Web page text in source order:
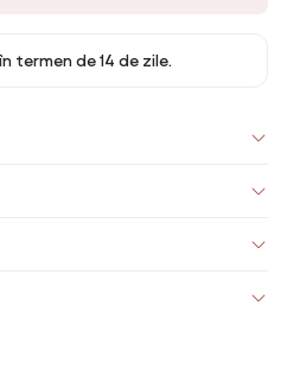
termen de 14 de zile.